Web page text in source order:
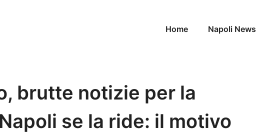
Home Napoli News
brutte notizie per la
se la ride: il motivo